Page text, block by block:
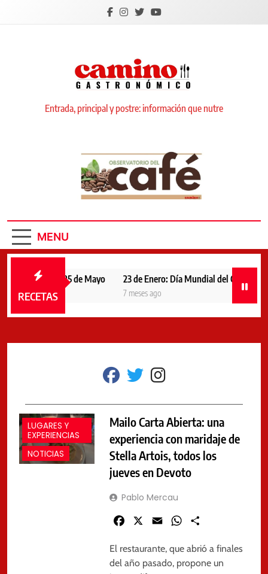
Camino Gastronómico
Entrada, principal y postre: información que nutre
MENU
RECETAS
el plato del 25 de Mayo 23 de Enero: Día Mundial del Chorizo, la
7 meses ago
fab
fa-
fab
fa-
fab
LUGARES Y
EXPERIENCIAS
NOTICIAS
Mailo Carta Abierta: una
experiencia con maridaje de
Stella Artois, todos los
jueves en Devoto
Pablo Mercau
Facebook Email WhatsApp
El restaurante, que abrió a finales
del año pasado, propone un